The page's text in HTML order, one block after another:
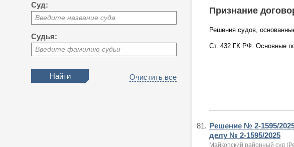
Суд:
Введите название суда
Судья:
Введите фамилию судьи
Очистить все
Признание
Решения судов,
Ст. 432 ГК РФ. Основные
81. Решение № 2-1595/2025
делу № 2-1595/2025
Майкопский районный суд